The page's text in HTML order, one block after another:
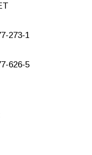
273-1
626-5